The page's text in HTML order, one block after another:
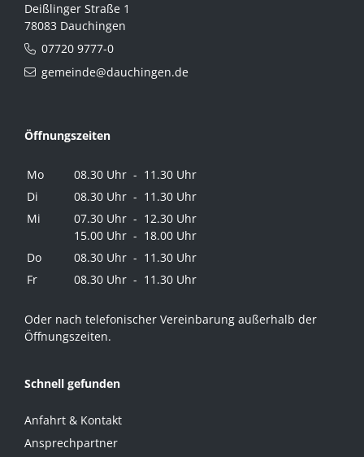
Deißlinger Straße 1
78083 Dauchingen
07720 9777-0
gemeinde@dauchingen.de
Öffnungszeiten
Mo
08.30 Uhr - 11.30 Uhr
Di
08.30 Uhr - 11.30 Uhr
Mi
07.30 Uhr - 12.30 Uhr
15.00 Uhr - 18.00 Uhr
Do
08.30 Uhr - 11.30 Uhr
Fr
08.30 Uhr - 11.30 Uhr
Oder nach telefonischer Vereinbarung außerhalb der
Öffnungszeiten.
Schnell gefunden
Anfahrt & Kontakt
Ansprechpartner